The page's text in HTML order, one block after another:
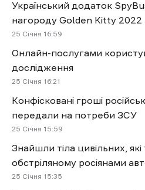
Український додаток
нагороду Golden Kitty 2022
25 Січня 16:59
Онлайн-послугами
дослідження
25 Січня 16:21
Конфісковані гроші
передали на потреби ЗСУ
25 Січня 15:59
Знайшли тіла цивільних, які
обстріляному росіянами
25 Січня 15:35